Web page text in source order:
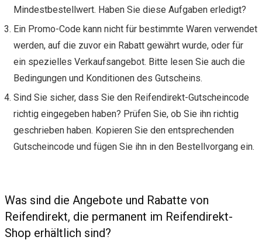
Mindestbestellwert. Haben Sie diese Aufgaben erledigt?
Ein Promo-Code kann nicht für bestimmte Waren verwendet
werden, auf die zuvor ein Rabatt gewährt wurde, oder für
ein spezielles Verkaufsangebot. Bitte lesen Sie auch die
Bedingungen und Konditionen des Gutscheins.
Sind Sie sicher, dass Sie den Reifendirekt-Gutscheincode
richtig eingegeben haben? Prüfen Sie, ob Sie ihn richtig
geschrieben haben. Kopieren Sie den entsprechenden
Gutscheincode und fügen Sie ihn in den Bestellvorgang ein.
Was sind die Angebote und Rabatte von
Reifendirekt, die permanent im Reifendirekt-
Shop erhältlich sind?